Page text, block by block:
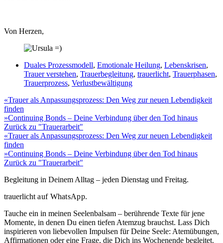
Von Herzen,
Duales Prozessmodell, Emotionale Heilung, Lebenskrisen,
Trauer verstehen, Trauerbegleitung, trauerlicht, Trauerphasen,
Trauerprozess, Verlustbewältigung
«Trauer als Anpassungsprozess: Den Weg zur neuen Lebendigkeit
finden
»Continuing Bonds – Deine Verbindung über den Tod hinaus
Zurück zu "Trauerarbeit"
«Trauer als Anpassungsprozess: Den Weg zur neuen Lebendigkeit
finden
»Continuing Bonds – Deine Verbindung über den Tod hinaus
Zurück zu "Trauerarbeit"
Begleitung in Deinem Alltag – jeden Dienstag und Freitag.
trauerlicht auf WhatsApp.
Tauche ein in meinen Seelenbalsam – berührende Texte für jene
Momente, in denen Du einen tiefen Atemzug brauchst. Lass Dich
inspirieren von liebevollen Impulsen für Deine Seele: Atemübungen,
Affirmationen oder eine Frage, die Dich ins Wochenende begleitet.